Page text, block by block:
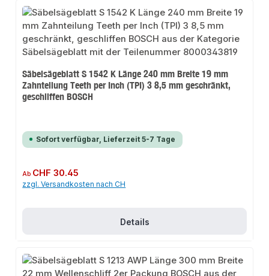
Säbelsägeblatt S 1542 K Länge 240 mm Breite 19 mm
Zahnteilung Teeth per Inch (TPI) 3 8,5 mm geschränkt,
geschliffen BOSCH
Sofort verfügbar, Lieferzeit 5-7 Tage
Regulärer Preis:
Ab CHF 30.45
zzgl. Versandkosten nach CH
Details